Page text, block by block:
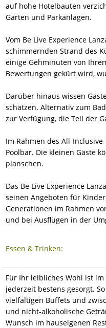
auf hohe Hotelbauten
Gärten und Parkanlagen.
Vom Be Live Experience
schimmernden Strand des
einige Gehminuten von
Bewertungen gekürt wird,
Darüber hinaus wissen
schätzen. Alternativ zum
zur Verfügung, die Teil der
Im Rahmen des All-
Poolbar. Die kleinen Gäste
planschen.
Das Be Live Experience
seinen Angeboten für
Generationen im Rahmen
und bei Ausflügen in der
Essen & Trinken:
Für Ihr leibliches Wohl ist im
jederzeit bestens gesorgt.
vielfältigen Buffets und
und nicht-alkoholische
Wunsch im hauseigenen